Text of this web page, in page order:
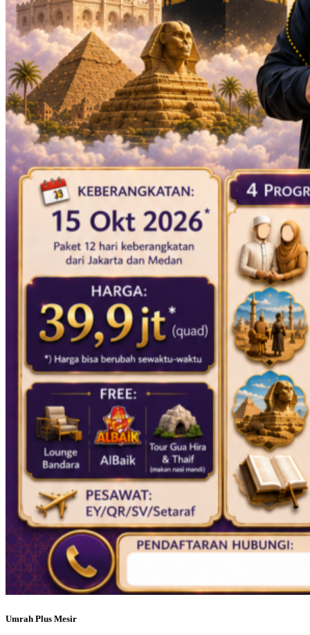
Umrah Plus Mesir